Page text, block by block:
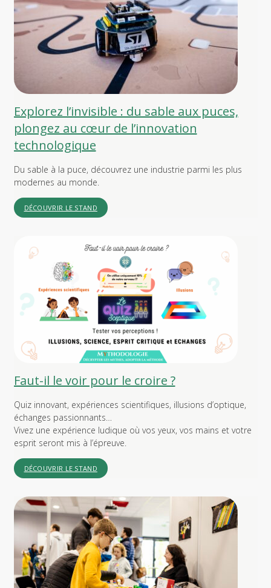
Explorez l’invisible : du sable aux puces,
plongez au cœur de l’innovation
technologique
Du sable à la puce, découvrez une industrie parmi les plus
modernes au monde.
DÉCOUVRIR LE STAND
Faut-il le voir pour le croire ?
Quiz innovant, expériences scientifiques, illusions d’optique,
échanges passionnants…
Vivez une expérience ludique où vos yeux, vos mains et votre
esprit seront mis à l’épreuve.
DÉCOUVRIR LE STAND